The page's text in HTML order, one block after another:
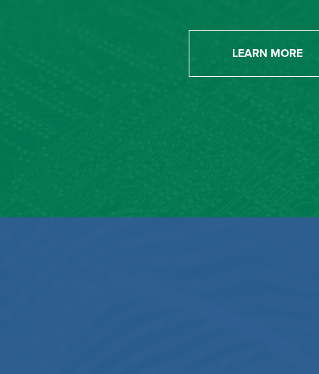
LEARN MORE